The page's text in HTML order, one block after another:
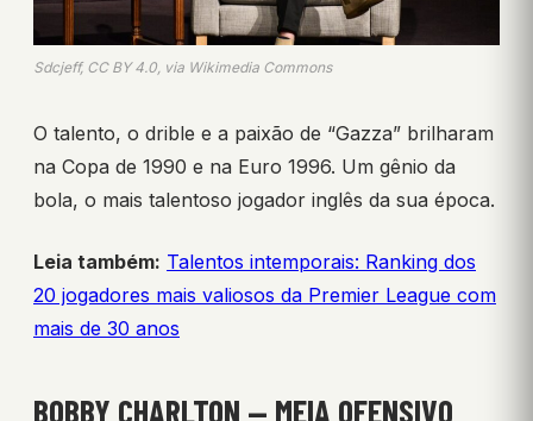
Sdcjeff, CC BY 4.0, via Wikimedia Commons
O talento, o drible e a paixão de “Gazza” brilharam
na Copa de 1990 e na Euro 1996. Um gênio da
bola, o mais talentoso jogador inglês da sua época.
Leia também: Talentos intemporais: Ranking dos
20 jogadores mais valiosos da Premier League com
mais de 30 anos
BOBBY CHARLTON — MEIA OFENSIVO